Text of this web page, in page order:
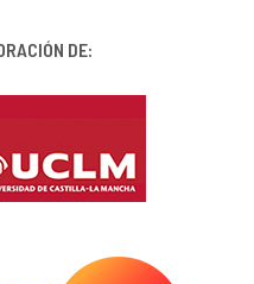
DE: